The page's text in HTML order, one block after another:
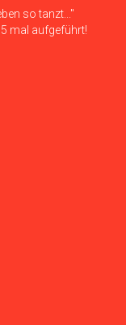
so tanzt..."
mal aufgeführt!